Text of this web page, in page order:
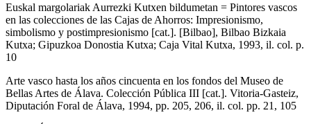
Euskal margolariak Aurrezki Kutxen bildumetan = Pintores vascos
en las colecciones de las Cajas de Ahorros: Impresionismo,
simbolismo y postimpresionismo [cat.]. [Bilbao], Bilbao Bizkaia
Kutxa; Gipuzkoa Donostia Kutxa; Caja Vital Kutxa, 1993, il. col. p.
10
Arte vasco hasta los años cincuenta en los fondos del Museo de
Bellas Artes de Álava. Colección Pública III [cat.]. Vitoria-Gasteiz,
Diputación Foral de Álava, 1994, pp. 205, 206, il. col. pp. 21, 105